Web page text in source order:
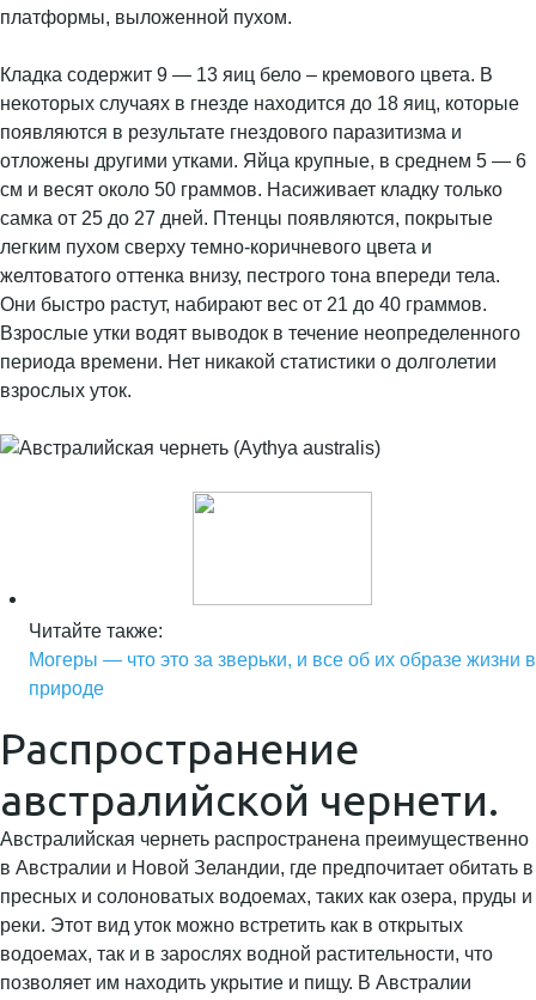
платформы, выложенной пухом.
Кладка содержит 9 — 13 яиц бело – кремового цвета. В
некоторых случаях в гнезде находится до 18 яиц, которые
появляются в результате гнездового паразитизма и
отложены другими утками. Яйца крупные, в среднем 5 — 6
см и весят около 50 граммов. Насиживает кладку только
самка от 25 до 27 дней. Птенцы появляются, покрытые
легким пухом сверху темно-коричневого цвета и
желтоватого оттенка внизу, пестрого тона впереди тела.
Они быстро растут, набирают вес от 21 до 40 граммов.
Взрослые утки водят выводок в течение неопределенного
периода времени. Нет никакой статистики о долголетии
взрослых уток.
Читайте также:
Могеры — что это за зверьки, и все об их образе жизни в
природе
Распространение
австралийской чернети.
Австралийская чернеть распространена преимущественно
в Австралии и Новой Зеландии, где предпочитает обитать в
пресных и солоноватых водоемах, таких как озера, пруды и
реки. Этот вид уток можно встретить как в открытых
водоемах, так и в зарослях водной растительности, что
позволяет им находить укрытие и пищу. В Австралии